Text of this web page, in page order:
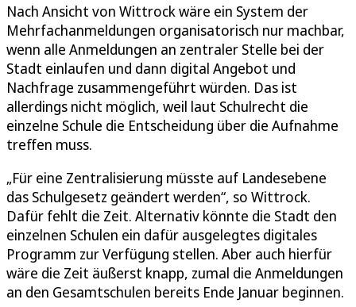
Nach Ansicht von Wittrock wäre ein System der
Mehrfachanmeldungen organisatorisch nur machbar,
wenn alle Anmeldungen an zentraler Stelle bei der
Stadt einlaufen und dann digital Angebot und
Nachfrage zusammengeführt würden. Das ist
allerdings nicht möglich, weil laut Schulrecht die
einzelne Schule die Entscheidung über die Aufnahme
treffen muss.
„Für eine Zentralisierung müsste auf Landesebene
das Schulgesetz geändert werden“, so Wittrock.
Dafür fehlt die Zeit. Alternativ könnte die Stadt den
einzelnen Schulen ein dafür ausgelegtes digitales
Programm zur Verfügung stellen. Aber auch hierfür
wäre die Zeit äußerst knapp, zumal die Anmeldungen
an den Gesamtschulen bereits Ende Januar beginnen.